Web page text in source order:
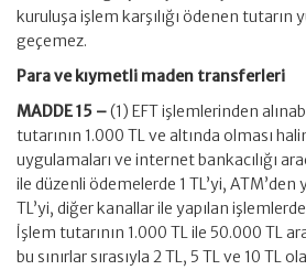
kuruluşa işlem karşılığı ödenen tutarın
geçemez.
Para ve kıymetli maden transferleri
MADDE 15 –(1) EFT işlemlerinden
tutarının 1.000 TL ve altında olması
uygulamaları ve internet bankacılığı
ile düzenli ödemelerde 1 TL’yi, ATM’den
TL’yi, diğer kanallar ile yapılan
İşlem tutarının 1.000 TL ile 50.000 TL
bu sınırlar sırasıyla 2 TL, 5 TL ve 10 TL